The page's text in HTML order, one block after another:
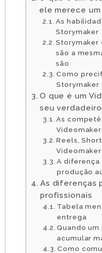
ele merece
As
Storymaker
Storymaker
são a
são
Como
Storymaker
O que é um
seu
As
Videomaker
Reels,
A diferença
produção
As diferenças
profissionais
Tabela
entrega
Quando
acumular
Como